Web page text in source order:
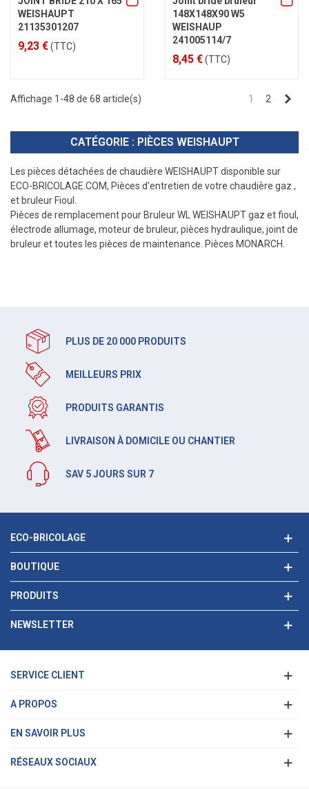
WEISHAUPT
21135301207
9,23 €(TTC)
148X148X90 W5
WEISHAUP
241005114/7
8,45 €(TTC)
Affichage 1-48 de 68 article(s) 1 2
CATÉGORIE : PIÈCES WEISHAUPT
Les pièces détachées de chaudière WEISHAUPT disponible sur
ECO-BRICOLAGE.COM, Pièces d'entretien de votre chaudière gaz ,
et bruleur Fioul.
Pièces de remplacement pour Bruleur WL WEISHAUPT gaz et fioul,
électrode allumage, moteur de bruleur, pièces hydraulique, joint de
bruleur et toutes les pièces de maintenance. Pièces MONARCH.
PLUS DE 20 000 PRODUITS
MEILLEURS PRIX
PRODUITS GARANTIS
LIVRAISON À DOMICILE OU CHANTIER
SAV 5 JOURS SUR 7
ECO-BRICOLAGE
BOUTIQUE
PRODUITS
NEWSLETTER
SERVICE CLIENT
A PROPOS
EN SAVOIR PLUS
RÉSEAUX SOCIAUX